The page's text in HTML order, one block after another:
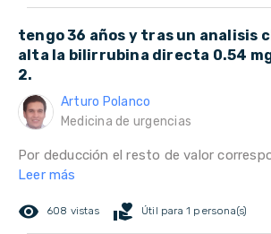
tengo 36 años y tras un analisis
alta la bilirrubina directa 0.54
2.
Arturo Polanco
Medicina de urgencias
Por deducción el resto de valor
Leer más
remove_red_eye 608 vistas volunteer_activism Útil para 1 persona(s)